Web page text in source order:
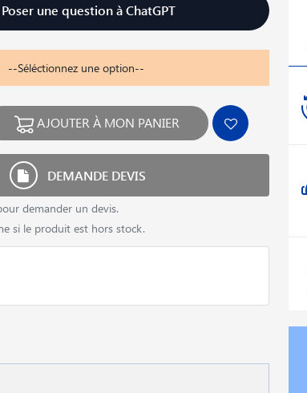
Poser une question à ChatGPT
AJOUTER À MON PANIER
DEMANDE DEVIS
demander un devis.
si le produit est hors stock.